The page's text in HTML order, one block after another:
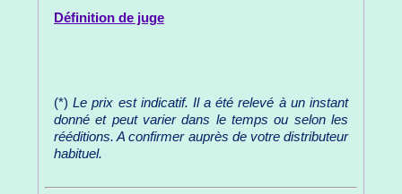
Définition de juge
(*)Le prix est indicatif. Il a été relevé à un instant
donné et peut varier dans le temps ou selon les
rééditions. A confirmer auprès de votre distributeur
habituel.